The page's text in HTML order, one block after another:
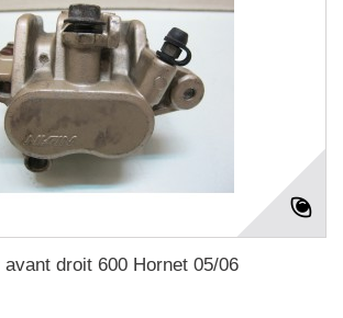
avant droit 600 Hornet 05/06